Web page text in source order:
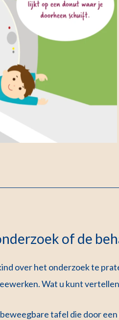
of de
over het onderzoek te
Wat u kunt
tafel die door